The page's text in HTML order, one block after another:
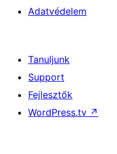
Adatvédelem
Tanuljunk
Support
Fejlesztők
WordPress.tv ↗